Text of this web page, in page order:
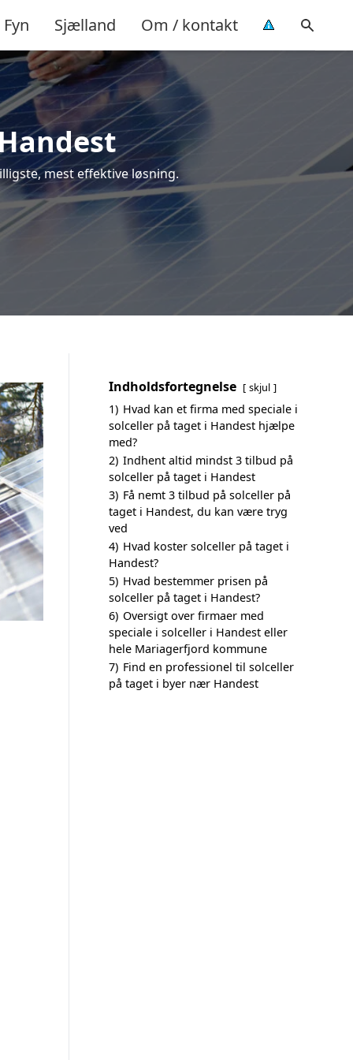
Fyn Sjælland Om / kontakt
mest effektive løsning.
Indholdsfortegnelse skjul
1) Hvad kan et firma med speciale i
solceller på taget i Handest hjælpe
med?
2) Indhent altid mindst 3 tilbud på
solceller på taget i Handest
3) Få nemt 3 tilbud på solceller på
taget i Handest, du kan være tryg
ved
4) Hvad koster solceller på taget i
Handest?
5) Hvad bestemmer prisen på
solceller på taget i Handest?
6) Oversigt over firmaer med
speciale i solceller i Handest eller
hele Mariagerfjord kommune
7) Find en professionel til solceller
på taget i byer nær Handest